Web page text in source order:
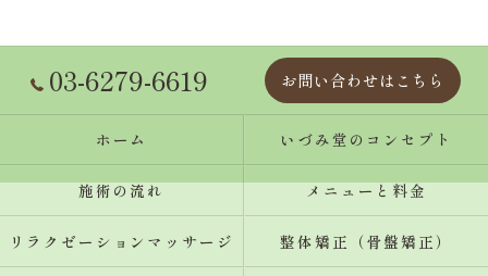
03-6279-6619 お問い合わせはこちら
ホーム いづみ堂のコンセプト
施術の流れ メニューと料金
リラクゼーションマッサージ 整体矯正（骨盤矯正）